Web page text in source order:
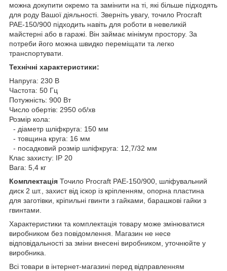
можна докупити окремо та замінити на ті, які більше підходять
для роду Вашої діяльності. Зверніть увагу, точило Procraft
PAE-150/900 підходить навіть для роботи в невеликій
майстерні або в гаражі. Він займає мінімум простору. За
потреби його можна швидко переміщати та легко
транспортувати.
Технічні характеристики:
Напруга: 230 В
Частота: 50 Гц
Потужність: 900 Вт
Число обертів: 2950 об/хв
Розмір кола:
- діаметр шліфкруга: 150 мм
- товщина круга: 16 мм
- посадковий розмір шліфкруга: 12,7/32 мм
Клас захисту: IP 20
Вага: 5,4 кг
Комплектація Точило Procraft PAE-150/900, шліфувальний
диск 2 шт., захист від іскор із кріпленням, опорна пластина
для заготівки, кріпильні гвинти з гайками, барашкові гайки з
гвинтами.
Характеристики та комплектація товару може змінюватися
виробником без повідомлення. Магазин не несе
відповідальності за зміни внесені виробником, уточнюйте у
виробника.
Всі товари в інтернет-магазині перед відправленням